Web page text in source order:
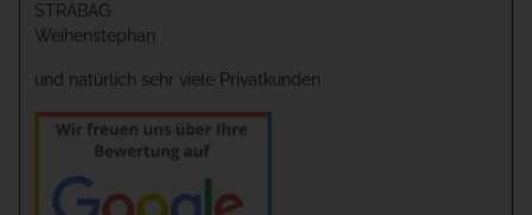
STRABAG
Weihenstephan
und natürlich sehr viele Privatkunden